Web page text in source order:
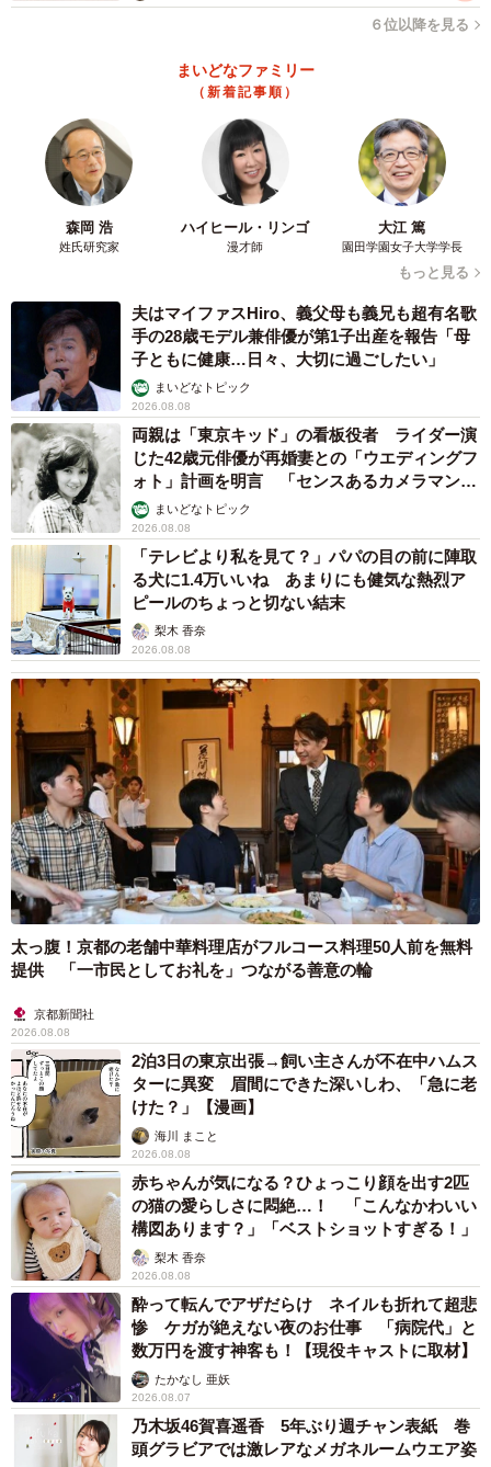
６位以降を見る
まいどなファミリー
（新着記事順）
森岡 浩
姓氏研究家
ハイヒール・リンゴ
漫才師
大江 篤
園田学園女子大学学長
もっと見る
夫はマイファスHiro、義父母も義兄も超有名歌
手の28歳モデル兼俳優が第1子出産を報告「母
子ともに健康…日々、大切に過ごしたい」
まいどなトピック
2026.08.08
両親は「東京キッド」の看板役者 ライダー演
じた42歳元俳優が再婚妻との「ウエディングフ
ォト」計画を明言 「センスあるカメラマン求
む」まいどなトピック
2026.08.08
「テレビより私を見て？」パパの目の前に陣取
る犬に1.4万いいね あまりにも健気な熱烈ア
ピールのちょっと切ない結末
梨木 香奈
2026.08.08
太っ腹！京都の老舗中華料理店がフルコース料理50人前を無料
提供 「一市民としてお礼を」つながる善意の輪
京都新聞社
2026.08.08
2泊3日の東京出張→飼い主さんが不在中ハムス
ターに異変 眉間にできた深いしわ、「急に老
けた？」【漫画】
海川 まこと
2026.08.08
赤ちゃんが気になる？ひょっこり顔を出す2匹
の猫の愛らしさに悶絶…！ 「こんなかわいい
構図あります？」「ベストショットすぎる！」
梨木 香奈
2026.08.08
酔って転んでアザだらけ ネイルも折れて超悲
惨 ケガが絶えない夜のお仕事 「病院代」と
数万円を渡す神客も！【現役キャストに取材】
たかなし 亜妖
2026.08.07
乃木坂46賀喜遥香 5年ぶり週チャン表紙 巻
頭グラビアでは激レアなメガネルームウエア姿